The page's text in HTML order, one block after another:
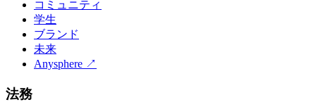
コミュニティ
学生
ブランド
未来
Anysphere ↗
法務